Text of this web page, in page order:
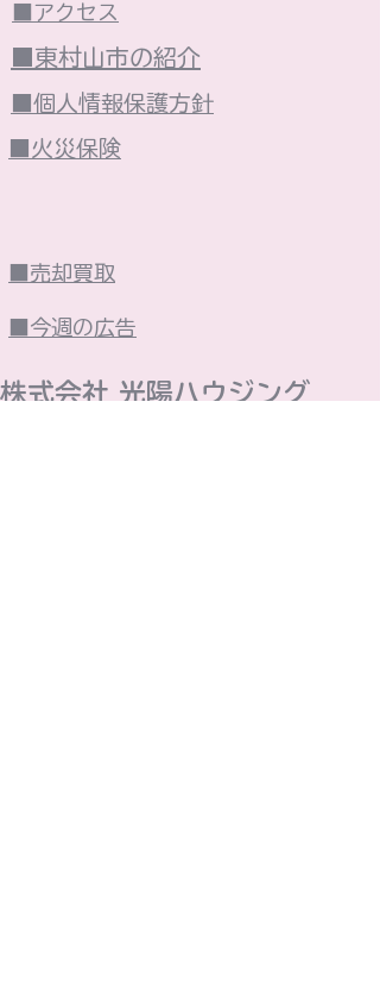
■アクセス
■東村山市の紹介
■個人情報保護方針
■火災保険
■売却買取
■今週の広告
株式会社 光陽ハウジング​